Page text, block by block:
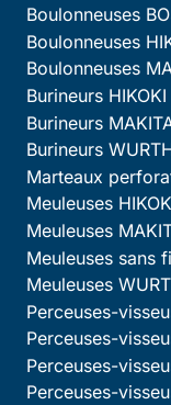
Boulonneuses
Boulonneuses
Boulonneuses
Burineurs
Burineurs
Burineurs
Marteaux
Meuleuses
Meuleuses
Meuleuses sans
Meuleuses
Perceuses-
Perceuses-
Perceuses-
Perceuses-